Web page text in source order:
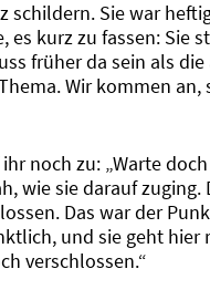
Sie war
es kurz zu fassen:
früher da sein als
Wir kommen
noch zu: „Warte
wie sie darauf
Das war der
und sie geht
verschlossen.“